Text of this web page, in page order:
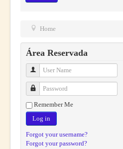
Home
Área Reservada
User Name
Password
Remember Me
Log in
Forgot your username?
Forgot your password?